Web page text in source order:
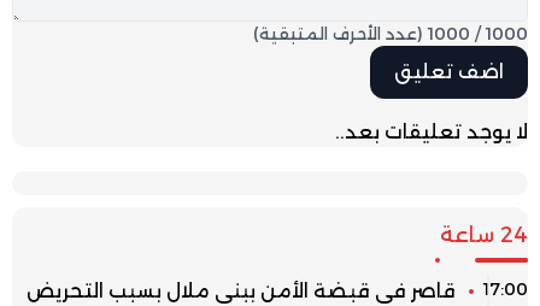
1000
/
1000 (عدد الأحرف المتبقية)
لا يوجد تعليقات بعد..
24 ساعة
17:00
قاصر في قبضة الأمن ببني ملال بسبب التحريض